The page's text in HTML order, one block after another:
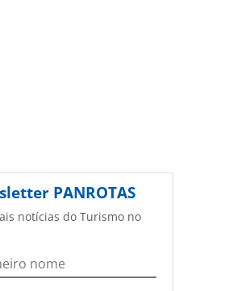
PANROTAS
notícias do Turismo no